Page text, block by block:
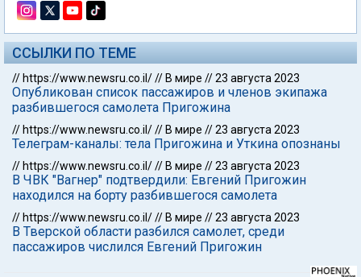
ССЫЛКИ ПО ТЕМЕ
// https://www.newsru.co.il/// В мире //23 августа 2023
Опубликован список пассажиров и членов экипажа
разбившегося самолета Пригожина
// https://www.newsru.co.il/// В мире //23 августа 2023
Телеграм-каналы: тела Пригожина и Уткина опознаны
// https://www.newsru.co.il/// В мире //23 августа 2023
В ЧВК "Вагнер" подтвердили: Евгений Пригожин
находился на борту разбившегося самолета
// https://www.newsru.co.il/// В мире //23 августа 2023
В Тверской области разбился самолет, среди
пассажиров числился Евгений Пригожин